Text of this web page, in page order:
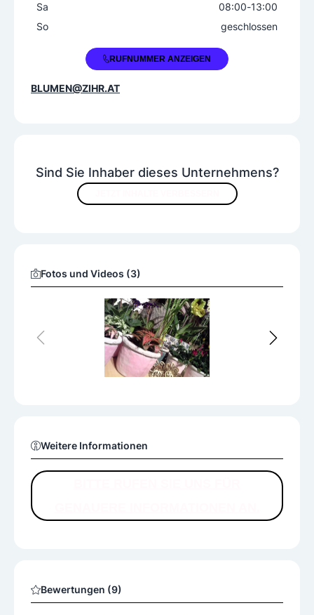
Vasen
Gerbera Hyazinthen
Sind Sie Inhaber dieses Unternehmens?
Fotos und Videos (3)
Weitere Informationen
Bewertungen (9)
Sa
08:00-13:00
So
geschlossen
+43 664 2305216RUFNUMMER ANZEIGEN
BLUMEN@ZIHR.AT